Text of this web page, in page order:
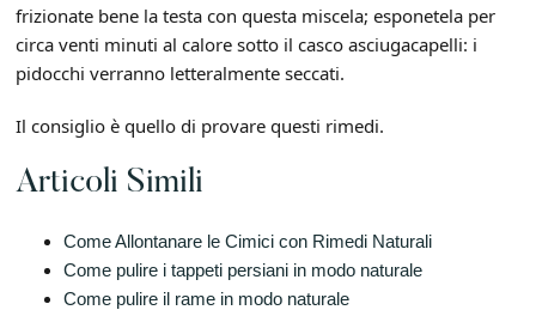
frizionate bene la testa con questa miscela; esponetela per
circa venti minuti al calore sotto il casco asciugacapelli: i
pidocchi verranno letteralmente seccati.
Il consiglio è quello di provare questi rimedi.
Articoli Simili
Come Allontanare le Cimici con Rimedi Naturali
Come pulire i tappeti persiani in modo naturale​
Come pulire il rame in modo naturale​